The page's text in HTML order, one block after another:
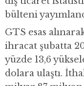
bülteni
GTS esas
ihracat şubatta
yüzde 13,6
dolara ulaştı.